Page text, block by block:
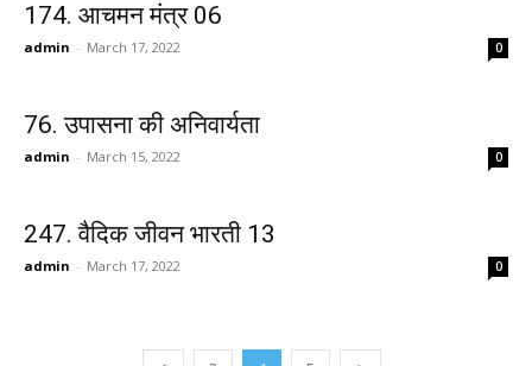
174. आचमन मंत्र 06
admin - March 17, 2022 0
76. उपासना की अनिवार्यता
admin - March 15, 2022 0
247. वैदिक जीवन भारती 13
admin - March 17, 2022 0